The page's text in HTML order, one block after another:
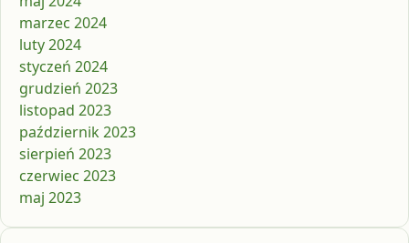
marzec 2024
luty 2024
styczeń 2024
grudzień 2023
listopad 2023
październik 2023
sierpień 2023
czerwiec 2023
maj 2023